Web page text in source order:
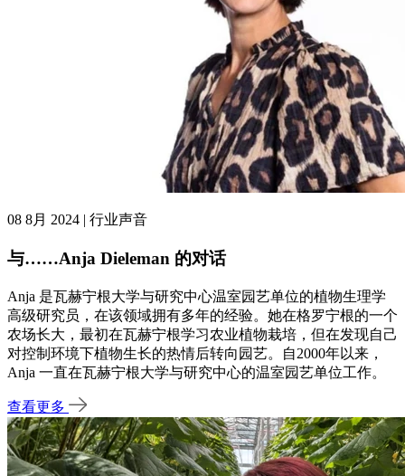
08 8月 2024 | 行业声音
与……Anja Dieleman 的对话
Anja 是瓦赫宁根大学与研究中心温室园艺单位的植物生理学
高级研究员，在该领域拥有多年的经验。她在格罗宁根的一个
农场长大，最初在瓦赫宁根学习农业植物栽培，但在发现自己
对控制环境下植物生长的热情后转向园艺。自2000年以来，
Anja 一直在瓦赫宁根大学与研究中心的温室园艺单位工作。
查看更多